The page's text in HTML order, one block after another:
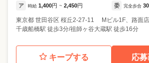
ア 時給 1,400円 ~ 2,450円 委 完全歩合 30
東京都 世田谷区 桜丘2-27-11 Mビル1F、路面店
千歳船橋駅 徒歩3分/祖師ヶ谷大蔵駅 徒歩16分
キープする 応